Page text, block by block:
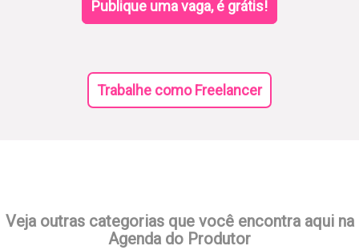
Publique uma vaga, é grátis!
Trabalhe como Freelancer
Veja outras categorias que você encontra aqui na
Agenda do Produtor